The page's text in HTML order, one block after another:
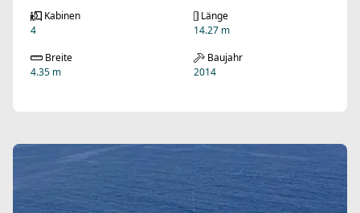
Kabinen
4
Länge
14.27 m
Breite
4.35 m
Baujahr
2014